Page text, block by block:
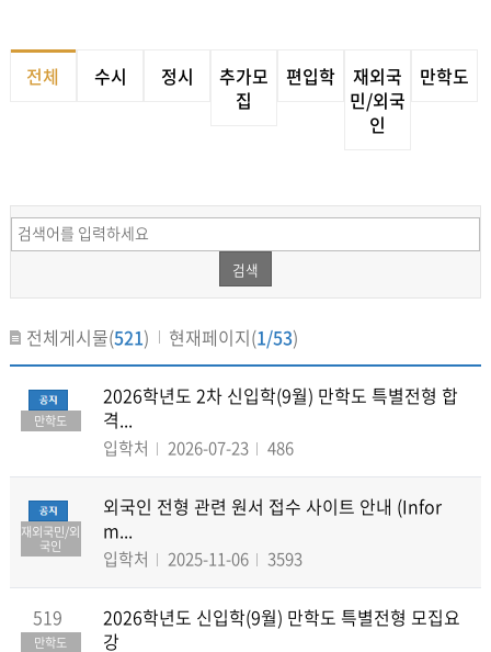
전체 수시 정시
추가모
집
편입학
재외국
민/외국
인
만학도
검색
전체게시물(521) 현재페이지(1/53)
만학도
2026학년도 2차 신입학(9월) 만학도 특별전형 합
격...
입학처 2026-07-23 486
재외국민/외
국인
외국인 전형 관련 원서 접수 사이트 안내 (Infor
m...
입학처 2025-11-06 3593
519
만학도
2026학년도 신입학(9월) 만학도 특별전형 모집요
강